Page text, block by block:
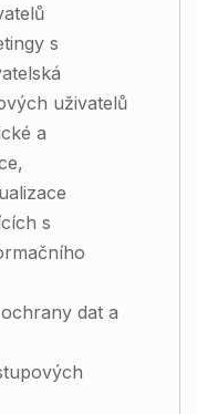
s
uživatelů
a
s
dat a